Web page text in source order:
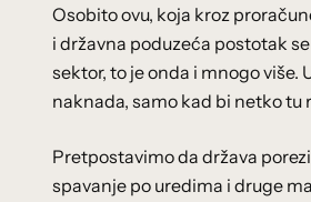
Osobito ovu, koja kroz
i državna poduzeća postotak
sektor, to je onda i mnogo
naknada, samo kad bi netko
Pretpostavimo da država
spavanje po uredima i druge